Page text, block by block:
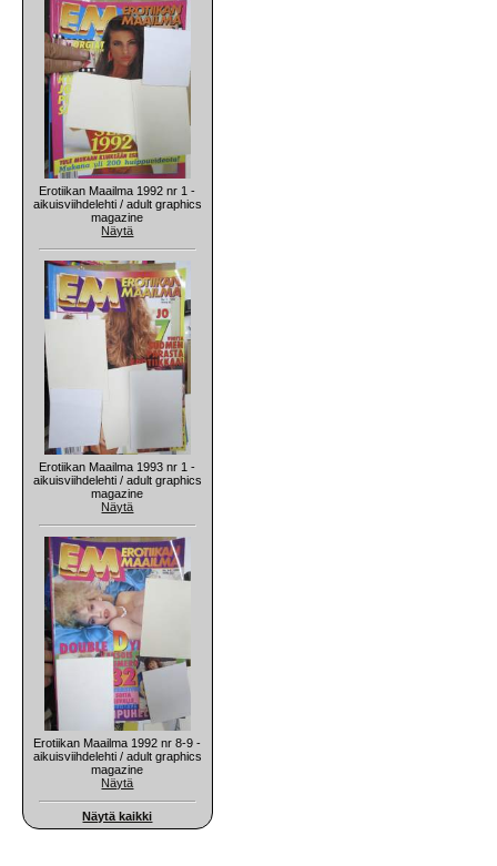
Erotiikan Maailma 1992 nr 1 -
aikuisviihdelehti / adult graphics
magazine
Näytä
Erotiikan Maailma 1993 nr 1 -
aikuisviihdelehti / adult graphics
magazine
Näytä
Erotiikan Maailma 1992 nr 8-9 -
aikuisviihdelehti / adult graphics
magazine
Näytä
Näytä kaikki